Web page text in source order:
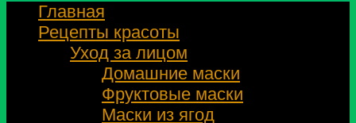
Главная
Рецепты красоты
Уход за лицом
Домашние маски
Фруктовые маски
Маски из ягод